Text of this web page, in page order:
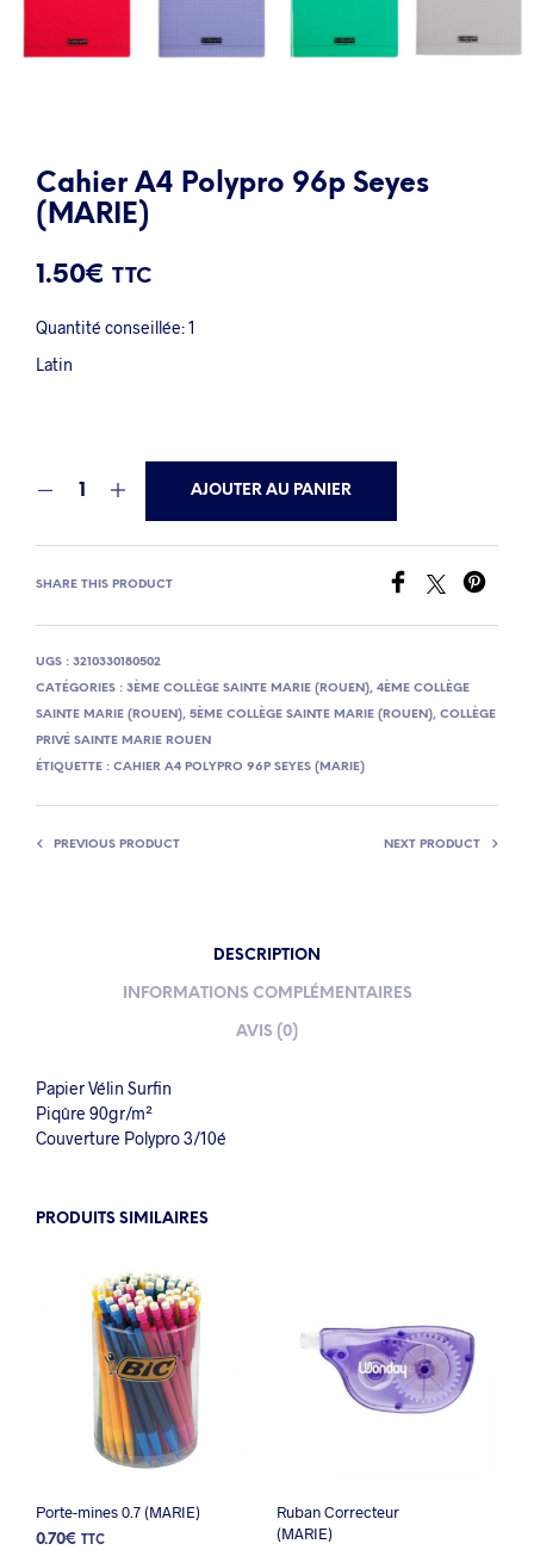
Cahier A4 Polypro 96p Seyes
(MARIE)
1.50€ TTC
Quantité conseillée: 1
Latin
AJOUTER AU PANIER
SHARE THIS PRODUCT
UGS : 3210330180502
CATÉGORIES : 3ÈME COLLÈGE SAINTE MARIE (ROUEN), 4ÈME COLLÈGE
SAINTE MARIE (ROUEN), 5ÈME COLLÈGE SAINTE MARIE (ROUEN), COLLÈGE
PRIVÉ SAINTE MARIE ROUEN
ÉTIQUETTE : CAHIER A4 POLYPRO 96P SEYES (MARIE)
PREVIOUS PRODUCT NEXT PRODUCT
DESCRIPTION
INFORMATIONS COMPLÉMENTAIRES
AVIS (0)
Papier Vélin Surfin
Piqûre 90gr/m²
Couverture Polypro 3/10é
PRODUITS SIMILAIRES
Porte-mines 0.7 (MARIE)
0.70€ TTC
Ruban Correcteur
(MARIE)